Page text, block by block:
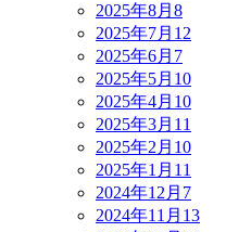
2025年8月 8
2025年7月 12
2025年6月 7
2025年5月 10
2025年4月 10
2025年3月 11
2025年2月 10
2025年1月 11
2024年12月 7
2024年11月 13